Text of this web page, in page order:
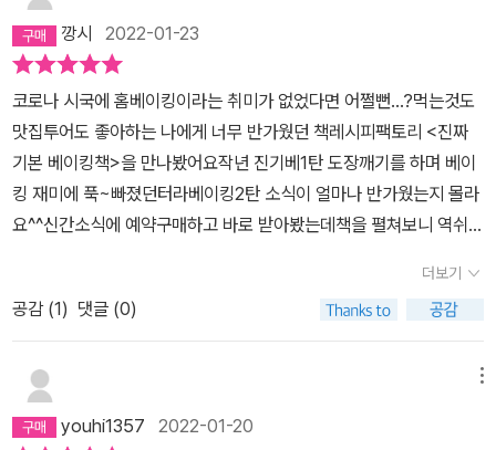
구요.과정 역시도 단계별로 사진과 함께 소개되어있어 참고하면서 따
라하기 쉬웠고응용레시피 역시 말 뿐이 아니라 사진과 함께 볼 수 있
어 이 점 역시 좋았던 부분입니다.저같은 베이킹 초보자들은 글로만
봤을 땐 긴가민가 하거든요 ㅎㅎ+)저는 이부분 역시도 좋았는데요.
오랜만에 베이킹을 다시 시작하려고 하니 버터는 어떤걸 사야하고난
생 처음 사보는 초콜릿 역시도 뭘 골라야하나 혼란 그자체였는데이
앞부분에 설명되어진 내용들을 참고해 골라볼 수 있었답니다.기본 도
구 역시 이 페이지를 통해 필요한 것들을 추가 구매하기도 했구요.그
리고 무엇보다 만들어보고싶은 메뉴들이 잔뜩 나와있어우와 정말 이
카늘레도 집에서 직접 만들어 볼 수 있다니 넘 신기해요.책 속에 나와
있는 레시피를 보면 오~ 아! 이렇게 만드는구나 했어요.앞 쪽에는 이
깡시 2022-01-23
코로나 시국에 홈베이킹이라는 취미가 없었다면 어쩔뻔...?먹는것도
맛집투어도 좋아하는 나에게 너무 반가웠던 책레시피팩토리 <진짜
기본 베이킹책>을 만나봤어요작년 진기베1탄 도장깨기를 하며 베이
킹 재미에 푹~빠졌던터라베이킹2탄 소식이 얼마나 반가웠는지 몰라
요^^신간소식에 예약구매하고 바로 받아봤는데책을 펼쳐보니 역쉬~
짜 맛있고 진짜 지세한 기본 레시피가 실려있었다면진기베 2탄은 진
짜 제대로 배우고 싶은 요즘 인기 있는 베이킹 레시피 64가지가 소개
되어 있어요카페나 베이커리에 가게되면 꼭 하나씩 짚어오게되는 원
픽 디저트가 있잖아요?그 디저트를 이제 집에서~직접 만들수 있게친
절하고 꼼꼼하게 설명되어 있어 너무 좋더라구요갠적으로 레시피패
토리 책을 너무 좋아하는데요그 이유는 정말 꼼꼼하고 친절하게초보
더보기
공감 (1) 댓글 (0)
youhi1357 2022-01-20